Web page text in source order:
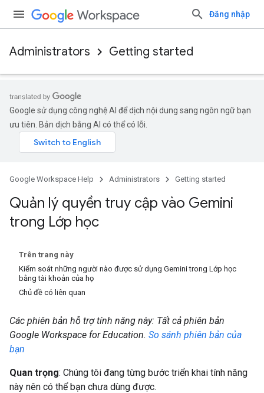
Đăng nhập
Administrators Getting started
Google sử dụng công nghệ AI để dịch nội dung sang ngôn ngữ bạn
ưu tiên. Bản dịch bằng AI có thể có lỗi.
Google Workspace Help Administrators Getting started
Quản lý quyền truy cập vào Gemini
trong Lớp học
Trên trang này
Kiểm soát những người nào được sử dụng Gemini trong Lớp học
bằng tài khoản của họ
Chủ đề có liên quan
Các phiên bản hỗ trợ tính năng này: Tất cả phiên bản
Google Workspace for Education. So sánh phiên bản của
bạn
Quan trọng: Chúng tôi đang từng bước triển khai tính năng
này nên có thể bạn chưa dùng được.